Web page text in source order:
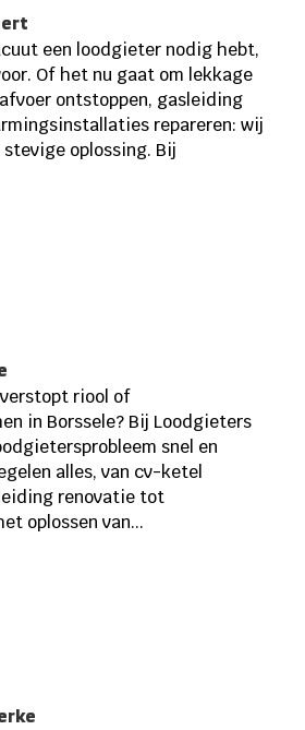
een loodgieter nodig hebt,
Of het nu gaat om lekkage
ontstoppen, gasleiding
repareren: wij
oplossing. Bij
riool of
in Borssele? Bij Loodgieters
snel en
alles, van cv-ketel
renovatie tot
oplossen van...